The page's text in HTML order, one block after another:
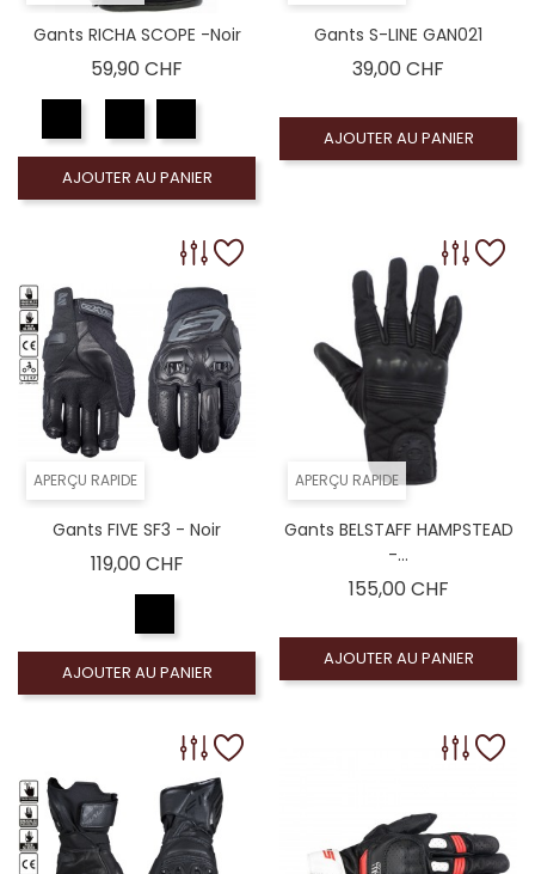
Gants RICHA SCOPE -Noir
59,90 CHF
AJOUTER AU PANIER
Gants S-LINE GAN021
39,00 CHF
AJOUTER AU PANIER
APERÇU RAPIDE
Gants FIVE SF3 - Noir
119,00 CHFPrix
AJOUTER AU PANIER
APERÇU RAPIDE
Gants BELSTAFF HAMPSTEAD
-...
155,00 CHFPrix
AJOUTER AU PANIER